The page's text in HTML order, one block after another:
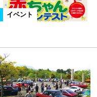
イベント